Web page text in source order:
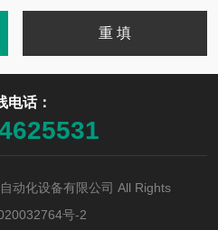
电话：
动化设备有限公司 All Rights
号-2